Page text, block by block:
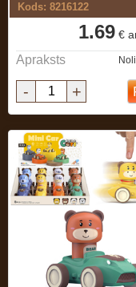
Kods: 8216122
1.69 €
Apraksts
- +